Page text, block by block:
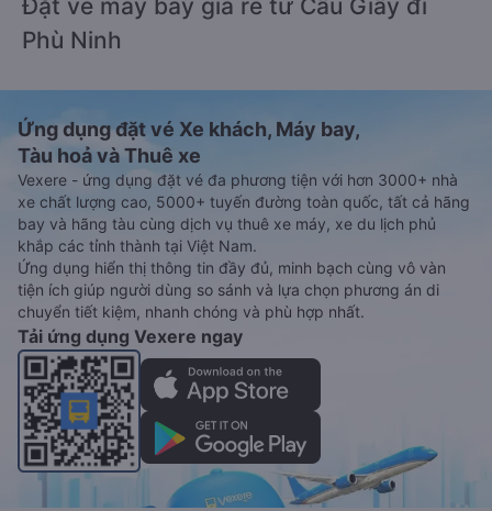
xe Tết 2027 bao gồm giá vé, lịch trình, ngày giờ bán vé của
các hãng xe khách đi tuyến đường Cầu Giấy - Phù Ninh và
Đặt vé máy bay giá rẻ từ Cầu Giấy đi
Phù Ninh
Ứng dụng đặt vé Xe khách, Máy bay,
Tàu hoả và Thuê xe
Vexere - ứng dụng đặt vé đa phương tiện với hơn 3000+ nhà
xe chất lượng cao, 5000+ tuyến đường toàn quốc, tất cả hãng
bay và hãng tàu cùng dịch vụ thuê xe máy, xe du lịch phủ
khắp các tỉnh thành tại Việt Nam.
Ứng dụng hiển thị thông tin đầy đủ, minh bạch cùng vô vàn
tiện ích giúp người dùng so sánh và lựa chọn phương án di
chuyển tiết kiệm, nhanh chóng và phù hợp nhất.
Tải ứng dụng Vexere ngay